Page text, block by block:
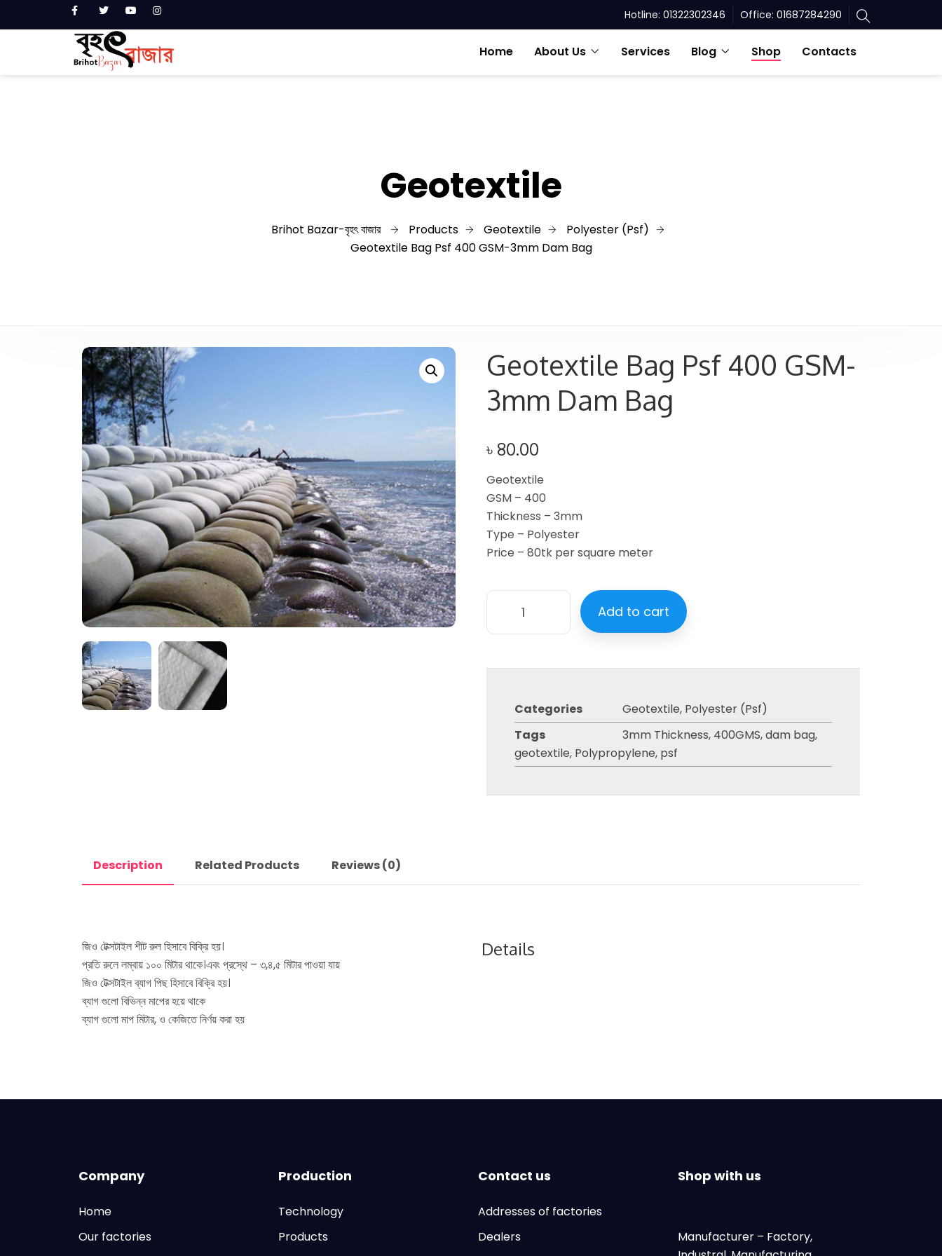
Hotline: 01322302346 Office: 01687284290
Home About Us Services Blog Shop Contacts
Geotextile
Brihot Bazar-বৃহৎ বাজার Products Geotextile
Polyester (Psf)
Geotextile Bag Psf 400 GSM-3mm Dam Bag
Geotextile Bag Psf 400 GSM-
3mm Dam Bag
৳ 80.00
Geotextile
GSM – 400
Thickness – 3mm
Type – Polyester
Price – 80tk per square meter
Add to cart
Categories Geotextile, Polyester (Psf)
Tags
3mm Thickness, 400GMS,dam bag,
geotextile, Polypropylene, psf
Description Related Products Reviews (0)
জিও টেক্সটাইল শীট রুল হিসাবে বিক্রি হয়।
প্রতি রুলে লম্বায় ১০০ মিটার থাকে।এবং প্রস্থে – ৩,৪,৫ মিটার পাওয়া যায়
জিও টেক্সটাইল ব্যাগ পিছ হিসাবে বিক্রি হয়।
ব্যাগ গুলো বিভিন্ন মাপের হয়ে থাকে
ব্যাগ গুলো মাপ মিটার, ও কেজিতে নির্ণয় করা হয়
Details
Company
Home
Our factories
Production
Technology
Products
Contact us
Addresses of factories
Dealers
Shop with us
Manufacturer – Factory,